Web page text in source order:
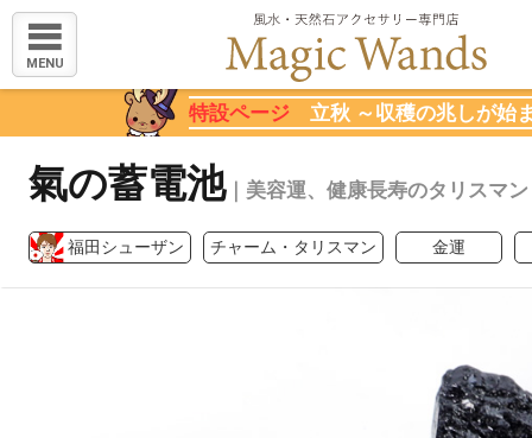
MENU
特設ページ立秋 ～収穫の兆しが始
氣の蓄電池｜美容運、健康長寿のタリスマン
福田シューザン チャーム・タリスマン 金運